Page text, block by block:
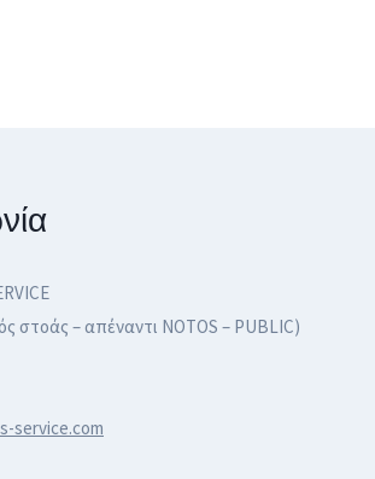
στοάς – απέναντι NOTOS – PUBLIC)
service.com